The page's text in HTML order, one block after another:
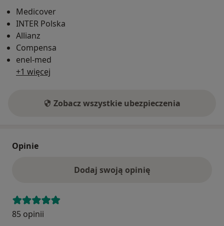
Medicover
INTER Polska
Allianz
Compensa
enel-med
+1 więcej
Zobacz wszystkie ubezpieczenia
Opinie
Dodaj swoją opinię
85 opinii